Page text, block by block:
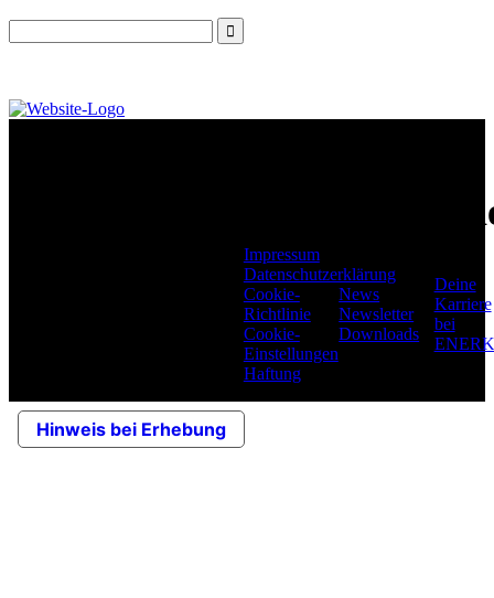
Search
for:
Impressum
Datenschutzerklärung
Cookie-
Richtlinie
Cookie-
Einstellungen
Haftung
News
Newsletter
Downloads
Deine
Karriere
bei
Hinweis bei Erhebung